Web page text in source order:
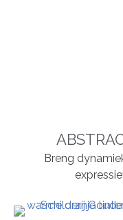
Breng